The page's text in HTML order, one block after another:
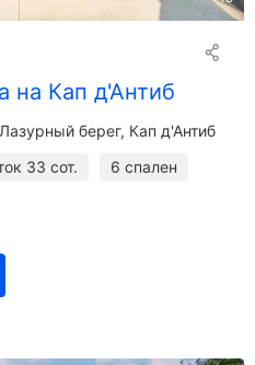
на Кап д'Антиб
берег, Кап д'Антиб
33 сот. 6 спален